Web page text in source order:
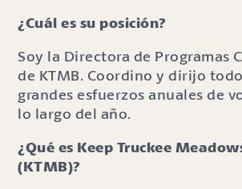
¿Cuál es su posición?
Soy la Directora de Programas
de KTMB. Coordino y dirijo
grandes esfuerzos anuales de
lo largo del año.
¿Qué es Keep Truckee
(KTMB)?